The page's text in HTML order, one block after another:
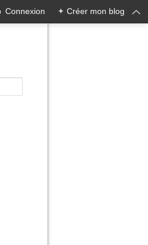
Connexion + Créer mon blog